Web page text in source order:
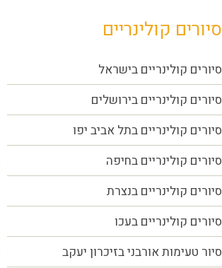
סיורים קולינריים
סיורים קולינריים בישראל
סיורים קולינריים בירושלים
סיורים קולינריים בתל אביב יפו
סיורים קולינריים בחיפה
סיורים קולינריים בנצרת
סיורים קולינריים בעכו
סיור טעימות אורבני בזיכרון יעקב